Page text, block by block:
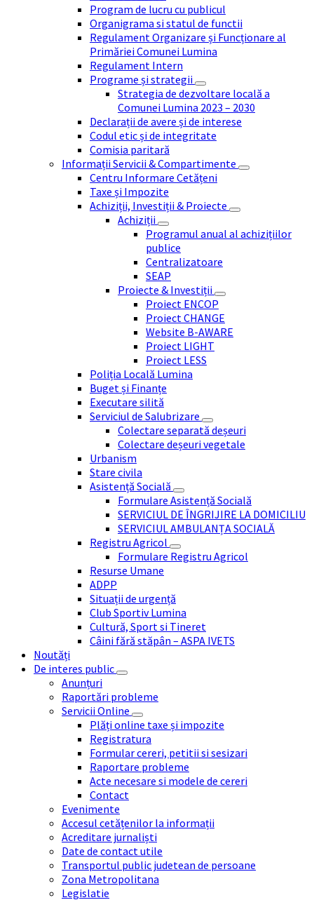
Program de lucru cu publicul
Organigrama si statul de functii
Regulament Organizare și Funcționare al
Primăriei Comunei Lumina
Regulament Intern
Programe și strategii
Strategia de dezvoltare locală a
Comunei Lumina 2023 – 2030
Declarații de avere și de interese
Codul etic și de integritate
Comisia paritară
Informații Servicii & Compartimente
Centru Informare Cetățeni
Taxe și Impozite
Achiziții, Investiții & Proiecte
Achiziții
Programul anual al achizițiilor
publice
Centralizatoare
SEAP
Proiecte & Investiții
Proiect ENCOP
Proiect CHANGE
Website B-AWARE
Proiect LIGHT
Proiect LESS
Poliția Locală Lumina
Buget și Finanțe
Executare silită
Serviciul de Salubrizare
Colectare separată deșeuri
Colectare deșeuri vegetale
Urbanism
Stare civila
Asistență Socială
Formulare Asistență Socială
SERVICIUL DE ÎNGRIJIRE LA DOMICILIU
SERVICIUL AMBULANȚA SOCIALĂ
Registru Agricol
Formulare Registru Agricol
Resurse Umane
ADPP
Situații de urgență
Club Sportiv Lumina
Cultură, Sport si Tineret
Câini fără stăpân – ASPA IVETS
Noutăți
De interes public
Anunțuri
Raportări probleme
Servicii Online
Plăți online taxe și impozite
Registratura
Formular cereri, petitii si sesizari
Raportare probleme
Acte necesare si modele de cereri
Contact
Evenimente
Accesul cetățenilor la informații
Acreditare jurnaliști
Date de contact utile
Transportul public judetean de persoane
Zona Metropolitana
Legislatie